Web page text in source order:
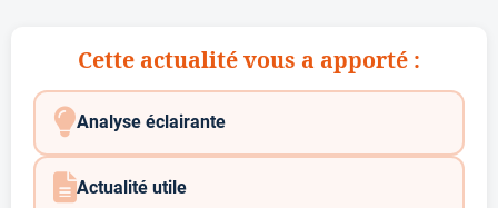
Cette actualité vous a apporté :
Analyse éclairante
Actualité utile